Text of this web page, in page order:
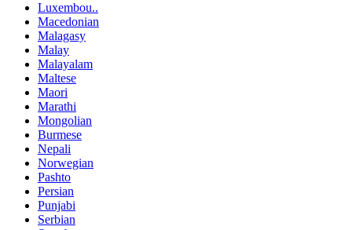
Luxembou..
Macedonian
Malagasy
Malay
Malayalam
Maltese
Maori
Marathi
Mongolian
Burmese
Nepali
Norwegian
Pashto
Persian
Punjabi
Serbian